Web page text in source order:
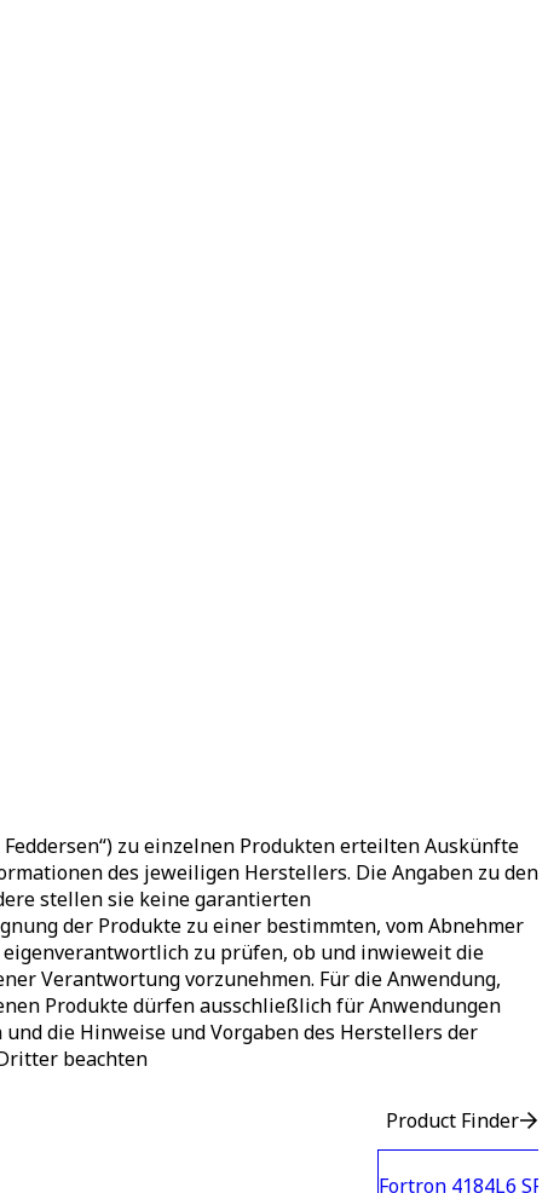
Feddersen“) zu einzelnen Produkten erteilten Auskünfte
des jeweiligen Herstellers. Die Angaben zu den
stellen sie keine garantierten
der Produkte zu einer bestimmten, vom Abnehmer
zu prüfen, ob und inwieweit die
Verantwortung vorzunehmen. Für die Anwendung,
Produkte dürfen ausschließlich für Anwendungen
die Hinweise und Vorgaben des Herstellers der
beachten
Product Finder
Fortron 4184L6